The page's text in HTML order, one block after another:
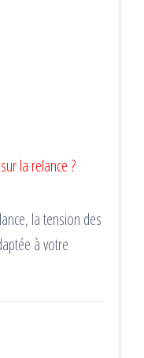
la relance ?
la tension des
à votre